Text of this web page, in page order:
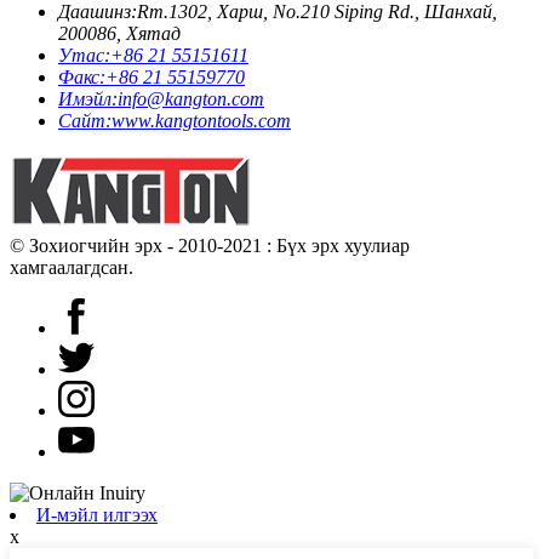
Даашинз:Rm.1302, Харш, No.210 Siping Rd., Шанхай,
200086, Хятад
Утас:+86 21 55151611
Факс:+86 21 55159770
Имэйл:info@kangton.com
Сайт:www.kangtontools.com
© Зохиогчийн эрх - 2010-2021 : Бүх эрх хуулиар
хамгаалагдсан.
И-мэйл илгээх
x